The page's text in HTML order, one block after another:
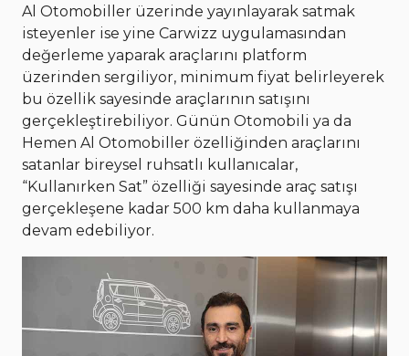
Al Otomobiller üzerinde yayınlayarak satmak
isteyenler ise yine Carwizz uygulamasından
değerleme yaparak araçlarını platform
üzerinden sergiliyor, minimum fiyat belirleyerek
bu özellik sayesinde araçlarının satışını
gerçekleştirebiliyor. Günün Otomobili ya da
Hemen Al Otomobiller özelliğinden araçlarını
satanlar bireysel ruhsatlı kullanıcalar,
“Kullanırken Sat” özelliği sayesinde araç satışı
gerçekleşene kadar 500 km daha kullanmaya
devam edebiliyor.